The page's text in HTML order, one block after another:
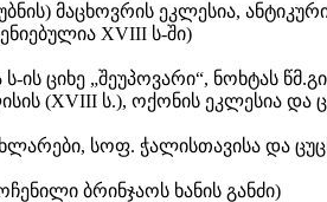
მაცხოვრის ეკლესია,
XVIII ს-ში)
ციხე „შეუპოვარი“, ნოხტას
(XVIII ს.), ოქონის ეკლესია და
სოფ. ჭალისთავისა და
ბრინჯაოს ხანის განძი)